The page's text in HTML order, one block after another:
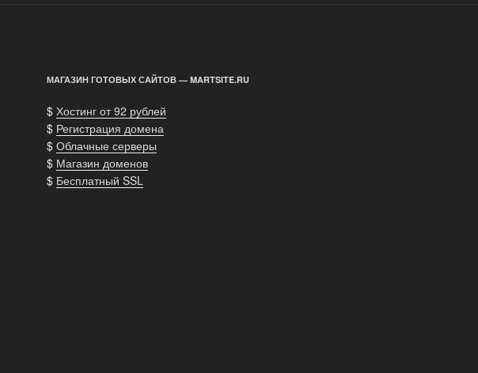
МАГАЗИН ГОТОВЫХ САЙТОВ — MARTSITE.RU
$ Хостинг от 92 рублей
$ Регистрация домена
$ Облачные серверы
$ Магазин доменов
$ Бесплатный SSL